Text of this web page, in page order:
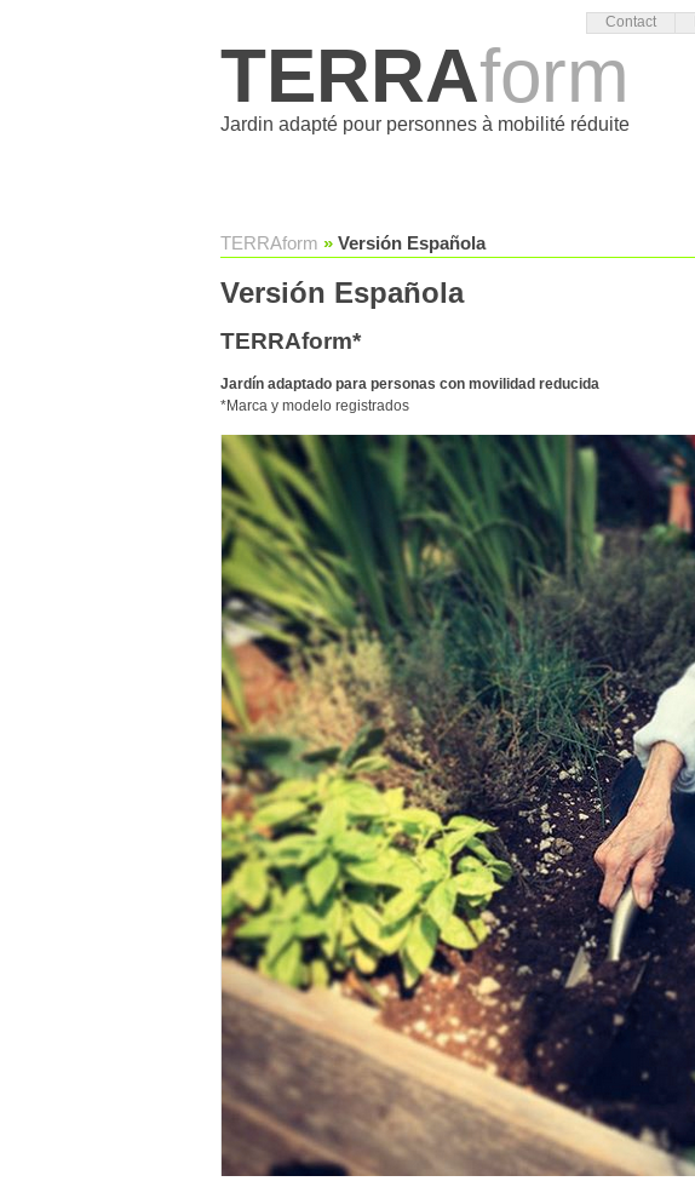
Contact
TERRAform
Jardin adapté pour personnes à mobilité réduite
TERRAform » Versión Española
Versión Española
TERRAform*
Jardín adaptado para personas con movilidad reducida
*Marca y modelo registrados